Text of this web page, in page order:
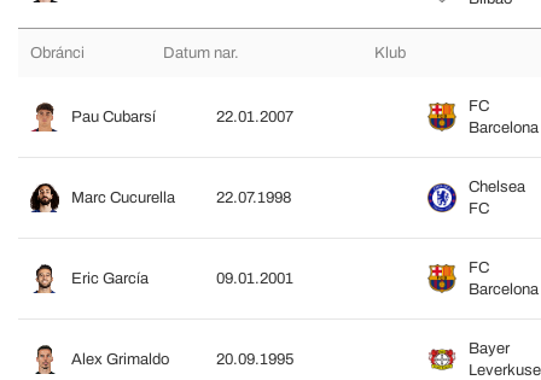
Obránci Datum nar. Klub
Pau Cubarsí 22.01.2007
FC
Barcelona
Marc Cucurella 22.07.1998
Chelsea
FC
Eric García 09.01.2001
FC
Barcelona
Alex Grimaldo 20.09.1995
Bayer